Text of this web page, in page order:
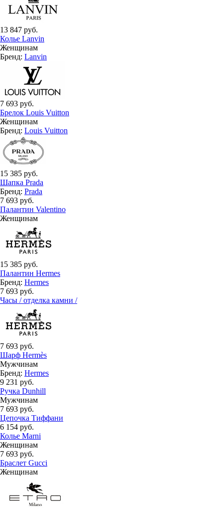
13 847 руб.
Колье Lanvin
Женщинам
Бренд: Lanvin
7 693 руб.
Брелок Louis Vuitton
Женщинам
Бренд: Louis Vuitton
15 385 руб.
Шапка Prada
Бренд: Prada
7 693 руб.
Палантин Valentino
Женщинам
15 385 руб.
Палантин Hermes
Бренд: Hermes
7 693 руб.
Часы / отделка камни /
7 693 руб.
Шарф Hermès
Мужчинам
Бренд: Hermes
9 231 руб.
Ручка Dunhill
Мужчинам
7 693 руб.
Цепочка Тиффани
6 154 руб.
Колье Marni
Женщинам
7 693 руб.
Браслет Gucci
Женщинам